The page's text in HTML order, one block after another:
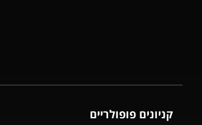
קניונים פופולריים